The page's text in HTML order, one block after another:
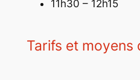
11h30 – 12h15
Tarifs et moyens